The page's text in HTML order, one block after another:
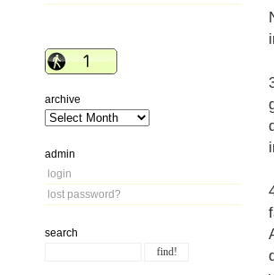
archive
admin
login
lost password?
search